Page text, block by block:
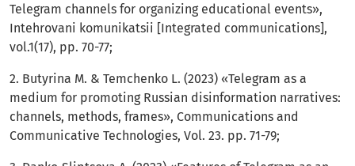
Telegram channels for organizing educational events»,
Intehrovani komunikatsii [Integrated communications],
vol.1(17), pp. 70-77;
2. Butyrina M. & Temchenko L. (2023) «Telegram as a
medium for promoting Russian disinformation narratives:
channels, methods, frames», Communications and
Communicative Technologies, Vol. 23. рp. 71-79;